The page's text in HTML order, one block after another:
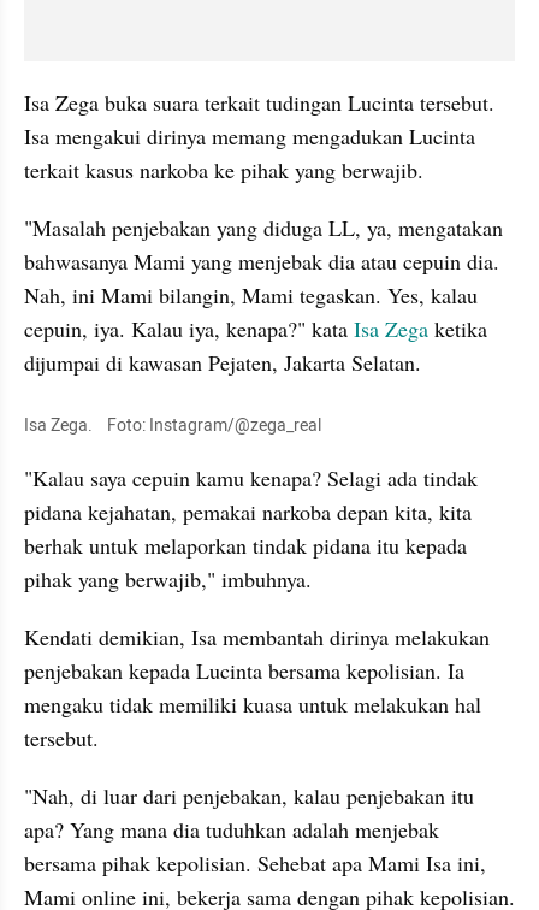
Isa Zega buka suara terkait tudingan Lucinta tersebut.
Isa mengakui dirinya memang mengadukan Lucinta
terkait kasus narkoba ke pihak yang berwajib.
"Masalah penjebakan yang diduga LL, ya, mengatakan
bahwasanya Mami yang menjebak dia atau cepuin dia.
Nah, ini Mami bilangin, Mami tegaskan. Yes, kalau
cepuin, iya. Kalau iya, kenapa?" kata Isa Zega ketika
dijumpai di kawasan Pejaten, Jakarta Selatan.
Isa Zega.    Foto: Instagram/@zega_real
"Kalau saya cepuin kamu kenapa? Selagi ada tindak
pidana kejahatan, pemakai narkoba depan kita, kita
berhak untuk melaporkan tindak pidana itu kepada
pihak yang berwajib," imbuhnya.
Kendati demikian, Isa membantah dirinya melakukan
penjebakan kepada Lucinta bersama kepolisian. Ia
mengaku tidak memiliki kuasa untuk melakukan hal
tersebut.
"Nah, di luar dari penjebakan, kalau penjebakan itu
apa? Yang mana dia tuduhkan adalah menjebak
bersama pihak kepolisian. Sehebat apa Mami Isa ini,
Mami online ini, bekerja sama dengan pihak kepolisian.